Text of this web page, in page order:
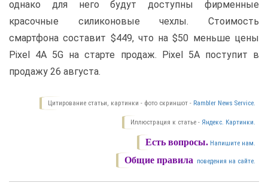
однако для него будут доступны фирменные
красочные силиконовые чехлы. Стоимость
смартфона составит $449, что на $50 меньше цены
Pixel 4A 5G на старте продаж. Pixel 5A поступит в
продажу 26 августа.
Цитирование статьи, картинки - фото скриншот - Rambler News Service.
Иллюстрация к статье - Яндекс. Картинки.
Есть вопросы. Напишите нам.
Общие правила поведения на сайте.